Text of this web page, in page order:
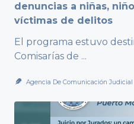
denuncias a niñas,
víctimas de delitos
El programa estuvo
Comisarías de ...
Agencia De Comunicación Judicial